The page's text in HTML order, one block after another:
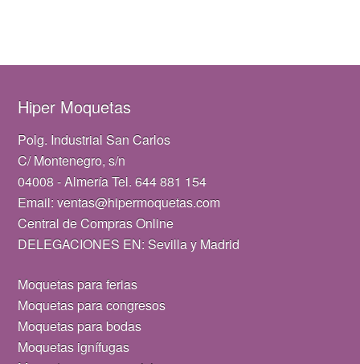
Hiper Moquetas
Polg. Industrial San Carlos
C/ Montenegro, s/n
04008 - Almería Tel. 644 881 154
Email: ventas@hipermoquetas.com
Central de Compras Online
DELEGACIONES EN: Sevilla y Madrid
Moquetas para ferias
Moquetas para congresos
Moquetas para bodas
Moquetas ignífugas